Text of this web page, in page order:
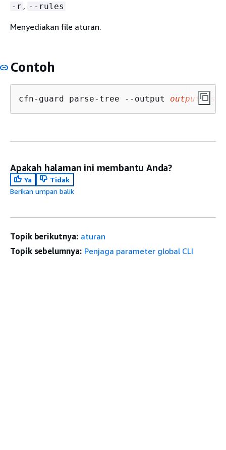
-r , --rules
Menyediakan file aturan.
Contoh
cfn-guard parse-tree --output output.json
Apakah halaman ini membantu Anda?
Ya
Tidak
Berikan umpan balik
Topik berikutnya: aturan
Topik sebelumnya: Penjaga parameter global CLI